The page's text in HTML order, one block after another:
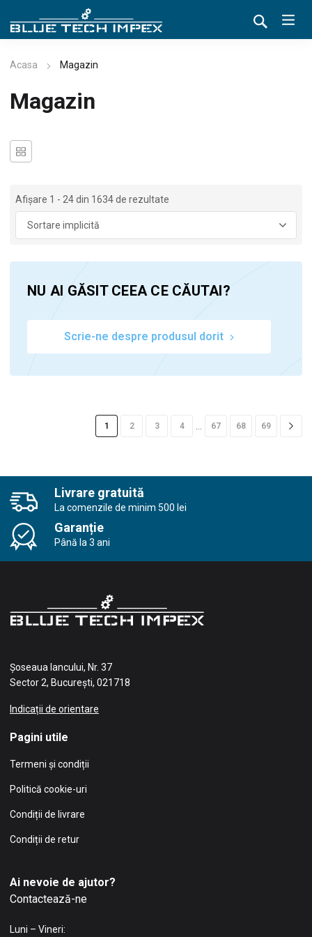
Acasa Magazin
Magazin
Afișare 1 - 24 din 1634 de rezultate
NU AI GĂSIT CEEA CE CĂUTAI?
Scrie-ne despre produsul dorit
1 2 3 4 … 67 68 69
Livrare gratuită
La comenzile de minim 500 lei
Garanție
Până la 3 ani
Șoseaua Iancului, Nr. 37
Sector 2, București, 021718
Indicații de orientare
Pagini utile
Termeni și condiții
Politică cookie-uri
Condiții de livrare
Condiții de retur
Ai nevoie de ajutor?
Contactează-ne
Luni – Vineri: